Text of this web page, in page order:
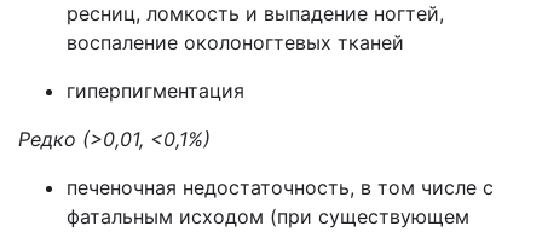
ресниц, ломкость и выпадение ногтей,
воспаление околоногтевых тканей
гиперпигментация
Редко (>0,01, <0,1%)
печеночная недостаточность, в том числе с
фатальным исходом (при существующем